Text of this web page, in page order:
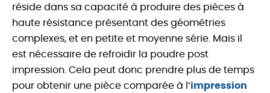
réside dans sa capacité à produire des pièces à
haute résistance présentant des géométries
complexes, et en petite et moyenne série. Mais il
est nécessaire de refroidir la poudre post
impression. Cela peut donc prendre plus de temps
pour obtenir une pièce comparée à l’impression